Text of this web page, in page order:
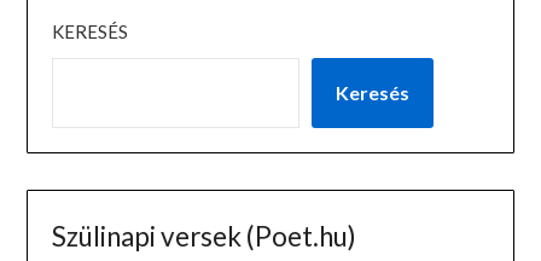
KERESÉS
Keresés
Szülinapi versek (Poet.hu)